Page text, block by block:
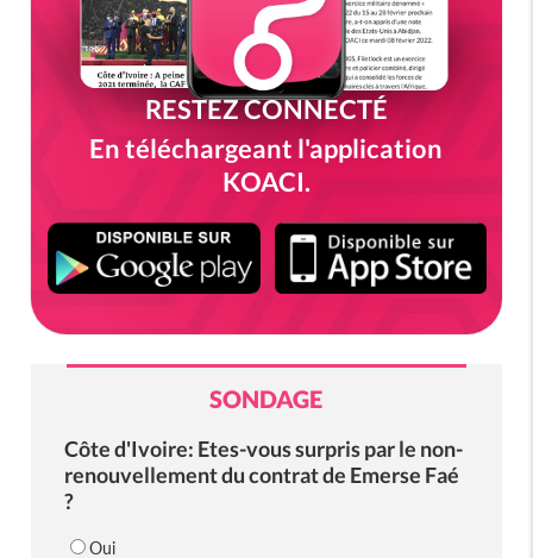
RESTEZ CONNECTÉ
En téléchargeant l'application
KOACI.
SONDAGE
Côte d'Ivoire: Etes-vous surpris par le non-
renouvellement du contrat de Emerse Faé
?
Oui